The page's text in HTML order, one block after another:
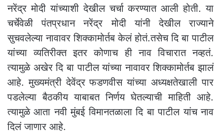
नरेंद्र मोदी यांच्याशी देखील चर्चा करण्यात आली होती. या
चर्चेवेळी पंतप्रधान नरेंद्र मोदी यांनी देखील राज्याने
सुचवलेल्या नावावर शिक्कामोर्तब केलं होतं.तसेच दि बा पाटील
यांच्या व्यतिरीक्त इतर कोणाच ही नाव विचारात नव्हतं.
त्यामुळे अखेर दि बा पाटील यांच्या नावावर शिक्कामोर्तब झालं
आहे. मुख्यमंत्री देवेंद्र फडणवीस यांच्या अध्यक्षतेखाली पार
पडलेल्या बैठकीय याबाबत निर्णय घेतल्याची माहिती आहे.
त्यामुळे आता नवी मुंबई विमानतळाला दि बा पाटील यांच नाव
दिलं जाणार आहे.